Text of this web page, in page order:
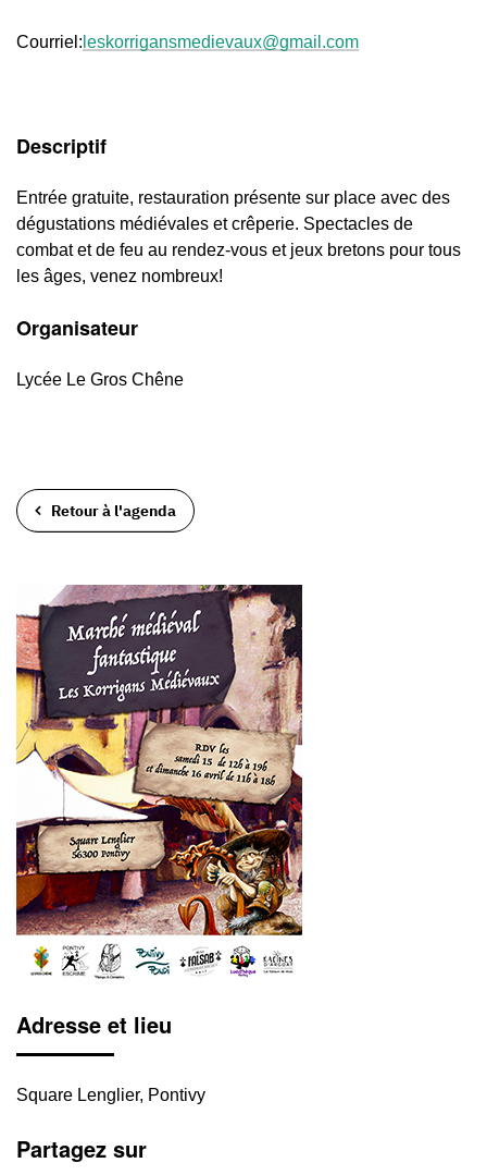
Courriel: leskorrigansmedievaux@gmail.com
Descriptif
Entrée gratuite, restauration présente sur place avec des
dégustations médiévales et crêperie. Spectacles de
combat et de feu au rendez-vous et jeux bretons pour tous
les âges, venez nombreux!
Organisateur
Lycée Le Gros Chêne
Retour à l'agenda
Adresse et lieu
Square Lenglier, Pontivy
Partagez sur